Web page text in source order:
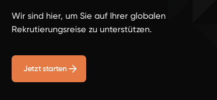
Wir sind hier, um Sie auf Ihrer globalen
Rekrutierungsreise zu unterstützen.
Jetzt starten